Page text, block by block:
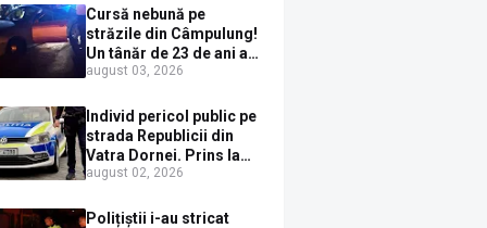
Cursă nebună pe
străzile din Câmpulung!
Un tânăr de 23 de ani a
fugit de poliție cu un
un gard de pe strada
Sirenei
august 03, 2026
Individ pericol public pe
strada Republicii din
Vatra Dornei. Prins la
volan cu mașina
plină zi
august 02, 2026
Polițiștii i-au stricat